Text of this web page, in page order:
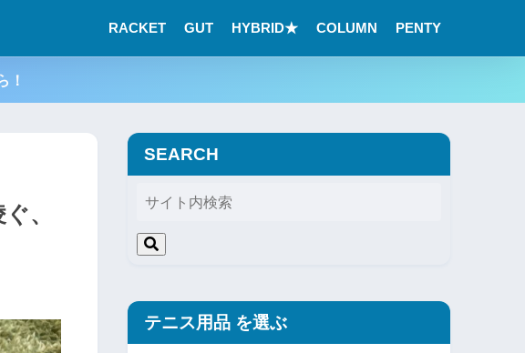
RACKET GUT HYBRID★ COLUMN PENTY
！
、
SEARCH
テニス用品 を選ぶ